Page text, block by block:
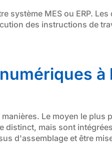
système MES ou ERP.
des instructions de
à
Le moyen le plus
mais sont
d'assemblage et être